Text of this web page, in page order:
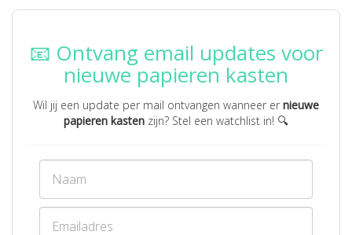
📧 Ontvang email updates voor
nieuwe papieren kasten
Wil jij een update per mail ontvangen wanneer er nieuwe
papieren kasten zijn? Stel een watchlist in! 🔍